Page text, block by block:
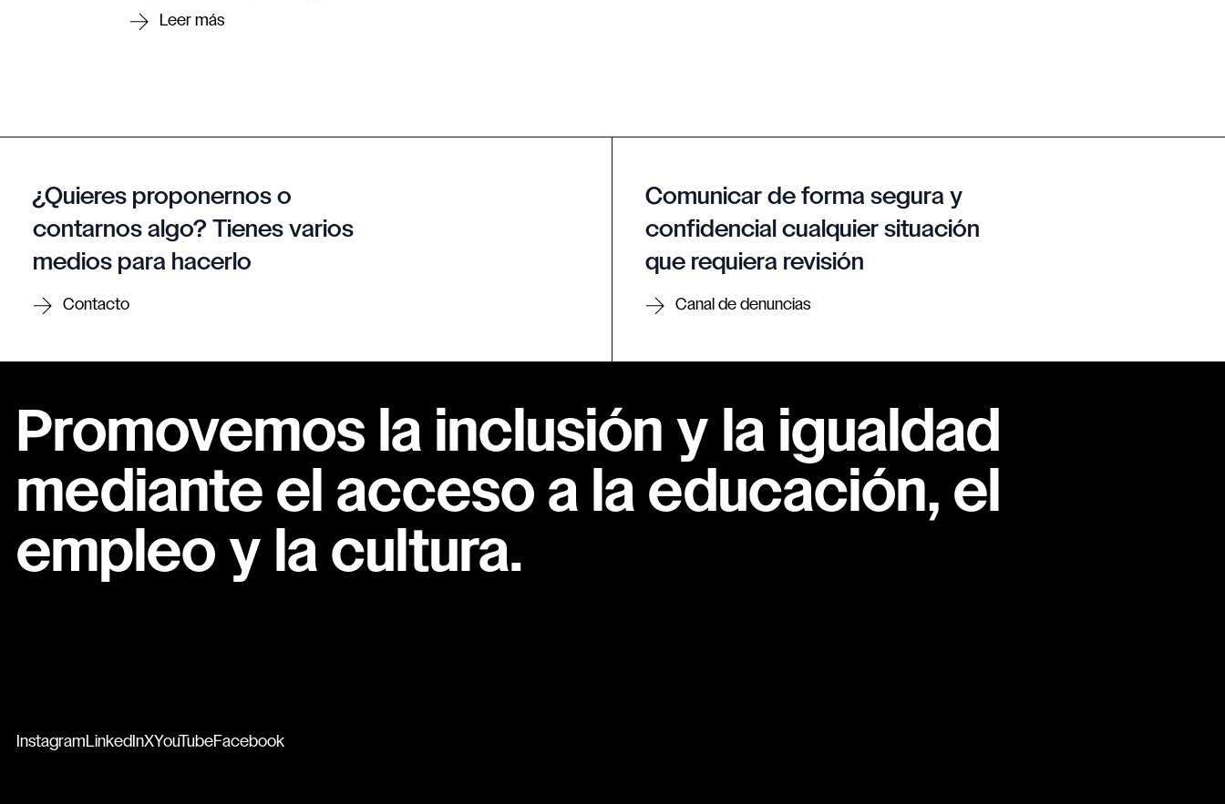
¿Quieres proponernos o
contarnos algo? Tienes varios
medios para hacerlo
Contacto
Comunicar de forma segura y
confidencial cualquier situación
que requiera revisión
Canal de denuncias
Promovemos la inclusión y la igualdad
mediante el acceso a la educación, el
empleo y la cultura.
Instagram LinkedInXYouTubeFacebook